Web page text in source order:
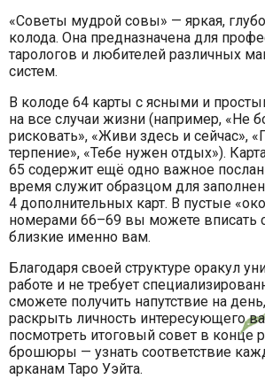
«Советы мудрой совы» — яркая,
колода. Она предназначена для
тарологов и любителей различных
систем.
В колоде 64 карты с ясными и
на все случаи жизни (например, «Не
рисковать», «Живи здесь и сейчас»,
терпение», «Тебе нужен отдых»).
65 содержит ещё одно важное
время служит образцом для
4 дополнительных карт. В пустые
номерами 66–69 вы можете вписать
близкие именно вам.
Благодаря своей структуре оракул
работе и не требует
сможете получить напутствие на
раскрыть личность интересующего
посмотреть итоговый совет в конце
брошюры — узнать соответствие
арканам Таро Уэйта.